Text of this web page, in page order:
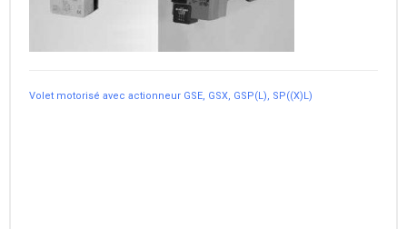
Volet motorisé avec actionneur GSE, GSX, GSP(L), SP((X)L)